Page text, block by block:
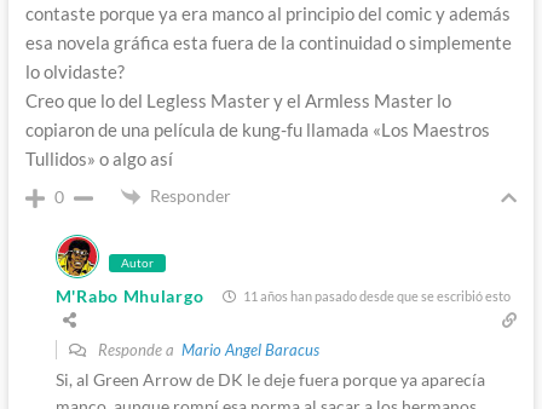
contaste porque ya era manco al principio del comic y además
esa novela gráfica esta fuera de la continuidad o simplemente
lo olvidaste?
Creo que lo del Legless Master y el Armless Master lo
copiaron de una película de kung-fu llamada «Los Maestros
Tullidos» o algo así
0 Responder
Autor
M'Rabo Mhulargo 11 años han pasado desde que se escribió esto
Responde a Mario Angel Baracus
Si, al Green Arrow de DK le deje fuera porque ya aparecía